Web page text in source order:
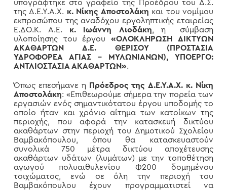
υπογράφτηκε στο γραφείο της Προέδρου του Δ.Σ.
της Δ.Ε.Υ.Α.Χ. κ. Νίκης Αποστολάκη και του νομίμου
εκπροσώπου της αναδόχου εργοληπτικής εταιρείας
Ε.ΔΟ.Κ. Α.Ε. κ. Ιωάννη Λιοδάκη, η σύμβαση
υλοποίησης του έργου«ΟΛΟΚΛΗΡΩΣΗ ΔΙΚΤΥΩΝ
ΑΚΑΘΑΡΤΩΝ Δ.Ε. ΘΕΡΙΣΟΥ (ΠΡΟΣΤΑΣΙΑ
ΥΔΡΟΦΟΡΕΑ ΑΓΙΑΣ – ΜΥΛΩΝΙΑΝΩΝ), ΥΠΟΕΡΓΟ:
ΑΝΤΛΙΟΣΤΑΣΙΑ ΑΚΑΘΑΡΤΩΝ».
Όπως επεσήμανε η Πρόεδρος της Δ.Ε.Υ.Α.Χ. κ. Νίκη
Αποστολάκη: «Επιθεωρούμε σήμερα την πορεία των
εργασιών ενός σημαντικότατου έργου υποδομής το
οποίο ήταν και χρόνιο αίτημα των κατοίκων της
περιοχής, που αφορά την κατασκευή δικτύου
ακαθάρτων στην περιοχή του Δημοτικού Σχολείου
Βαμβακόπουλου, όπου θα κατασκευαστούν
συνολικά 750 μέτρα δικτύου αποχέτευσης
ακαθάρτων υδάτων (λυμάτων) με την τοποθέτηση
αγωγού πολυαιθυλενίου Φ200 δομημένου
τοιχώματος, ενώ σε όλη την περιοχή του
Βαμβακόπουλου έχουν προγραμματιστεί να